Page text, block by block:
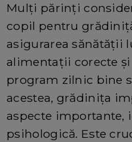
Mulți părinți
copil pentru
asigurarea sănătății
alimentații corecte
program zilnic bine
acestea, grădinița
aspecte importante,
psihologică. Este